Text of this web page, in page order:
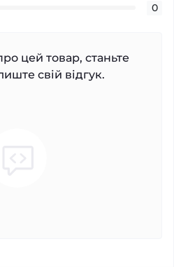
0
цей товар, станьте
свій відгук.